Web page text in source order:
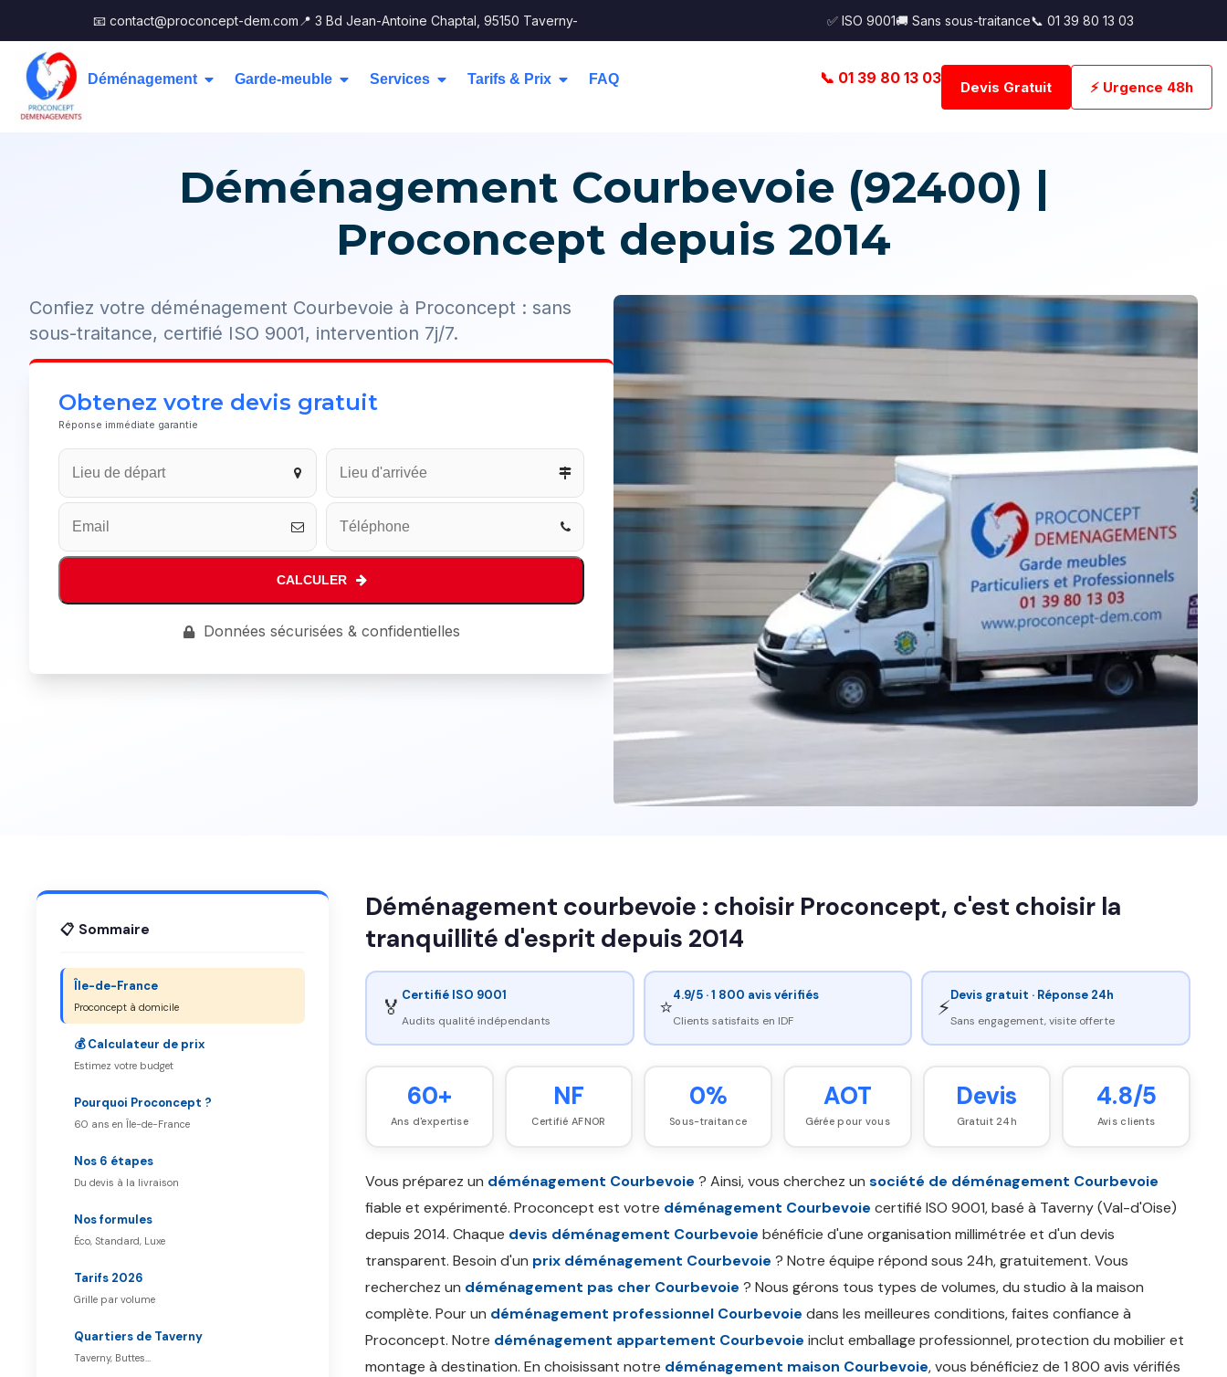
📧 contact@proconcept-dem.com 📍 3 Bd Jean-Antoine Chaptal, 95150 Taverny- ✅ ISO 9001🚚 Sans sous-traitance📞 01 39 80 13 03
Déménagement Garde-meuble Services Tarifs & Prix FAQ 📞 01 39 80 13 03
Devis Gratuit ⚡ Urgence 48h
Déménagement Courbevoie (92400) |
Proconcept depuis 2014
Confiez votre déménagement Courbevoie à Proconcept : sans
sous-traitance, certifié ISO 9001, intervention 7j/7.
Obtenez votre devis gratuit
Réponse immédiate garantie
CALCULER
Données sécurisées & confidentielles
📋 Sommaire
Île-de-France
Proconcept à domicile
💰 Calculateur de prix
Estimez votre budget
Pourquoi Proconcept ?
60 ans en Île-de-France
Nos 6 étapes
Du devis à la livraison
Nos formules
Éco, Standard, Luxe
Tarifs 2026
Grille par volume
Quartiers de Taverny
Taverny, Buttes…
Déménagement courbevoie : choisir Proconcept, c'est choisir la
tranquillité d'esprit depuis 2014
🏅 Certifié ISO 9001
Audits qualité indépendants ⭐4.9/5 · 1 800 avis vérifiés
Clients satisfaits en IDF ⚡Devis gratuit · Réponse 24h
Sans engagement, visite offerte
60+
Ans d'expertise
NF
Certifié AFNOR
0%
Sous-traitance
AOT
Gérée pour vous
Devis
Gratuit 24h
4.8/5
Avis clients
Vous préparez un déménagement Courbevoie ? Ainsi, vous cherchez un société de déménagement Courbevoie
fiable et expérimenté. Proconcept est votre déménagement Courbevoie certifié ISO 9001, basé à Taverny (Val-d'Oise)
depuis 2014. Chaque devis déménagement Courbevoie bénéficie d'une organisation millimétrée et d'un devis
transparent. Besoin d'un prix déménagement Courbevoie ? Notre équipe répond sous 24h, gratuitement. Vous
recherchez un déménagement pas cher Courbevoie ? Nous gérons tous types de volumes, du studio à la maison
complète. Pour un déménagement professionnel Courbevoie dans les meilleures conditions, faites confiance à
Proconcept. Notre déménagement appartement Courbevoie inclut emballage professionnel, protection du mobilier et
montage à destination. En choisissant notre déménagement maison Courbevoie, vous bénéficiez de 1 800 avis vérifiés